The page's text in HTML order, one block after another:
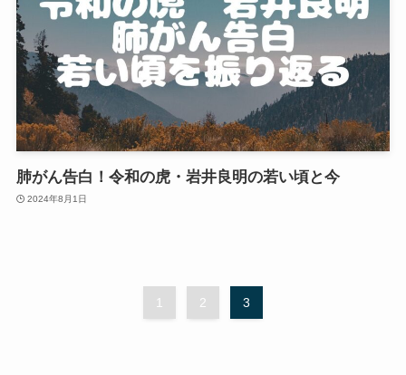
肺がん告白！令和の虎・岩井良明の若い頃と今
2024年8月1日
1 2 3